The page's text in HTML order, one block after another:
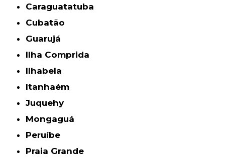
Caraguatatuba
Cubatão
Guarujá
Ilha Comprida
Ilhabela
Itanhaém
Juquehy
Mongaguá
Peruíbe
Praia Grande